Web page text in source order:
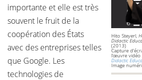
Hito Steyerl,
Didactic
(2013)
Capture
l’œuvre vidéo
Didactic
Image
importante et elle est très
souvent le fruit de la
coopération des États
avec des entreprises telles
que Google. Les
technologies de